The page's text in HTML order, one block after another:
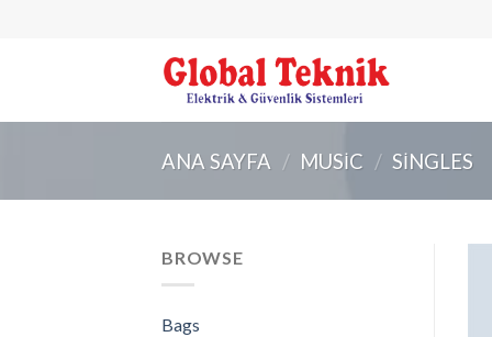
ANA SAYFA / MUSIC / SINGLES
BROWSE
Bags